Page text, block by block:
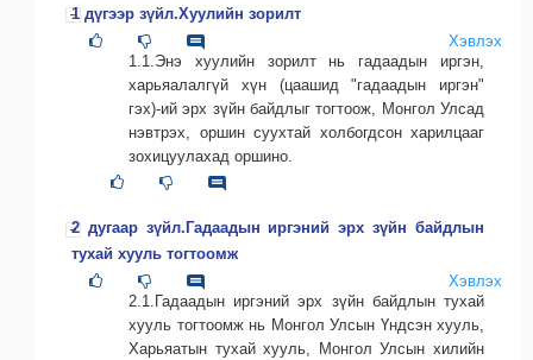
1 дүгээр зүйл.Хуулийн зорилт
Хэвлэх
1.1.Энэ хуулийн зорилт нь гадаадын иргэн,
харьяалалгүй хүн (цаашид "гадаадын иргэн"
гэх)-ий эрх зүйн байдлыг тогтоож, Монгол Улсад
нэвтрэх, оршин суухтай холбогдсон харилцааг
зохицуулахад оршино.
2 дугаар зүйл.Гадаадын иргэний эрх зүйн байдлын
тухай хууль тогтоомж
Хэвлэх
2.1.Гадаадын иргэний эрх зүйн байдлын тухай
хууль тогтоомж нь Монгол Улсын Үндсэн хууль,
Харьяатын тухай хууль, Монгол Улсын хилийн